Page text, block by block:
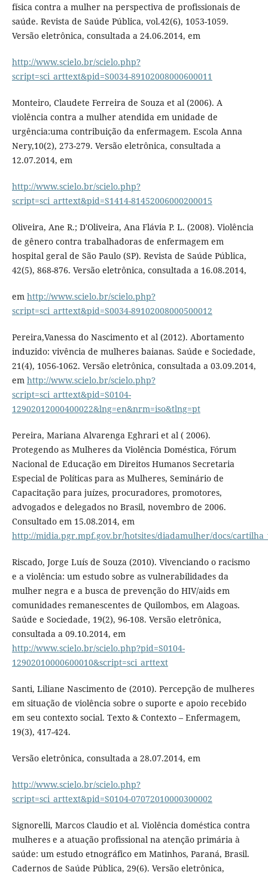
física contra a mulher na perspectiva de profissionais de
saúde. Revista de Saúde Pública, vol.42(6), 1053-1059.
Versão eletrônica, consultada a 24.06.2014, em
http://www.scielo.br/scielo.php?
script=sci_arttext&pid=S0034-89102008000600011
Monteiro, Claudete Ferreira de Souza et al (2006). A
violência contra a mulher atendida em unidade de
urgência:uma contribuição da enfermagem. Escola Anna
Nery,10(2), 273-279. Versão eletrônica, consultada a
12.07.2014, em
http://www.scielo.br/scielo.php?
script=sci_arttext&pid=S1414-81452006000200015
Oliveira, Ane R.; D'Oliveira, Ana Flávia P. L. (2008). Violência
de gênero contra trabalhadoras de enfermagem em
hospital geral de São Paulo (SP). Revista de Saúde Pública,
42(5), 868-876. Versão eletrônica, consultada a 16.08.2014,
em http://www.scielo.br/scielo.php?
script=sci_arttext&pid=S0034-89102008000500012
Pereira,Vanessa do Nascimento et al (2012). Abortamento
induzido: vivência de mulheres baianas. Saúde e Sociedade,
21(4), 1056-1062. Versão eletrônica, consultada a 03.09.2014,
em http://www.scielo.br/scielo.php?
script=sci_arttext&pid=S0104-
12902012000400022&lng=en&nrm=iso&tlng=pt
Pereira, Mariana Alvarenga Eghrari et al ( 2006).
Protegendo as Mulheres da Violência Doméstica, Fórum
Nacional de Educação em Direitos Humanos Secretaria
Especial de Políticas para as Mulheres, Seminário de
Capacitação para juízes, procuradores, promotores,
advogados e delegados no Brasil, novembro de 2006.
Consultado em 15.08.2014, em
http://midia.pgr.mpf.gov.br/hotsites/diadamulher/docs/
Riscado, Jorge Luís de Souza (2010). Vivenciando o racismo
e a violência: um estudo sobre as vulnerabilidades da
mulher negra e a busca de prevenção do HIV/aids em
comunidades remanescentes de Quilombos, em Alagoas.
Saúde e Sociedade, 19(2), 96-108. Versão eletrônica,
consultada a 09.10.2014, em
http://www.scielo.br/scielo.php?pid=S0104-
12902010000600010&script=sci_arttext
Santi, Liliane Nascimento de (2010). Percepção de mulheres
em situação de violência sobre o suporte e apoio recebido
em seu contexto social. Texto & Contexto – Enfermagem,
19(3), 417-424.
Versão eletrônica, consultada a 28.07.2014, em
http://www.scielo.br/scielo.php?
script=sci_arttext&pid=S0104-07072010000300002
Signorelli, Marcos Claudio et al. Violência doméstica contra
mulheres e a atuação profissional na atenção primária à
saúde: um estudo etnográfico em Matinhos, Paraná, Brasil.
Cadernos de Saúde Pública, 29(6). Versão eletrônica,